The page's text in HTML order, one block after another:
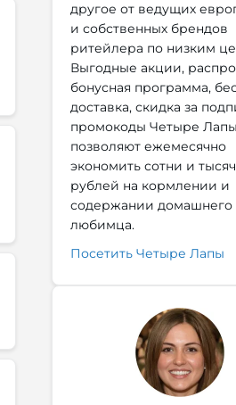
другое от ведущих
и собственных брендов
ритейлера по низким
Выгодные акции,
бонусная программа,
доставка, скидка за
промокоды Четыре Лапы
позволяют ежемесячно
экономить сотни и
рублей на кормлении и
содержании домашнего
любимца.
Посетить Четыре Лапы